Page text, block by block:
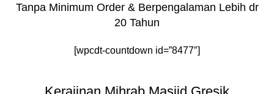
Tanpa Minimum Order & Berpengalaman Lebih dr
20 Tahun
[wpcdt-countdown id=”8477″]